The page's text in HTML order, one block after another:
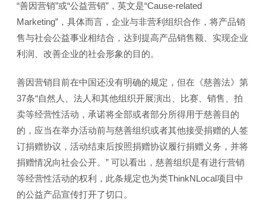
“善因营销”或“公益营销”，英文是“Cause-related
Marketing”，具体而言，企业与非营利组织合作，将产品销
售与社会公益事业相结合，达到提高产品销售额、实现企业
利润、改善企业的社会形象的目的。
善因营销目前在中国还没有明确的规定，但在《慈善法》第
37条“自然人、法人和其他组织开展演出、比赛、销售、拍
卖等经营性活动，承诺将全部或者部分所得用于慈善目的
的，应当在举办活动前与慈善组织或者其他接受捐赠的人签
订捐赠协议，活动结束后按照捐赠协议履行捐赠义务，并将
捐赠情况向社会公开。” 可以看出，慈善组织是有进行营销
等经营性活动的权利，此条规定也为类ThinkNLocal项目中
的公益产品宣传打开了切口。